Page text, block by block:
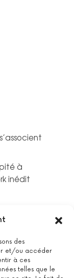
des
et/ou accéder
à ces
telles que le
à
inédit